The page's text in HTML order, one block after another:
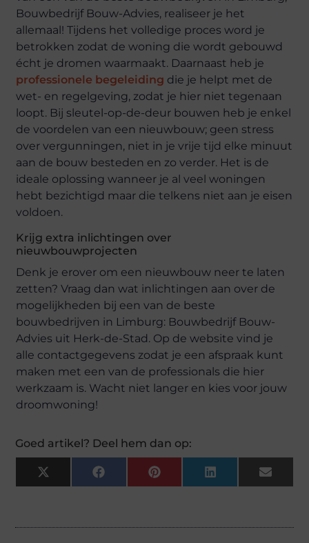
Bouwbedrijf Bouw-Advies, realiseer je het
allemaal! Tijdens het volledige proces word je
betrokken zodat de woning die wordt gebouwd
écht je dromen waarmaakt. Daarnaast heb je
professionele begeleiding die je helpt met de
wet- en regelgeving, zodat je hier niet tegenaan
loopt. Bij sleutel-op-de-deur bouwen heb je enkel
de voordelen van een nieuwbouw; geen stress
over vergunningen, niet in je vrije tijd elke minuut
aan de bouw besteden en zo verder. Het is de
ideale oplossing wanneer je al veel woningen
hebt bezichtigd maar die telkens niet aan je eisen
voldoen.
Krijg extra inlichtingen over
nieuwbouwprojecten
Denk je erover om een nieuwbouw neer te laten
zetten? Vraag dan wat inlichtingen aan over de
mogelijkheden bij een van de beste
bouwbedrijven in Limburg: Bouwbedrijf Bouw-
Advies uit Herk-de-Stad. Op de website vind je
alle contactgegevens zodat je een afspraak kunt
maken met een van de professionals die hier
werkzaam is. Wacht niet langer en kies voor jouw
droomwoning!
Goed artikel? Deel hem dan op:
X
(Twitter)
FacebookPinterestLinkedInEmail